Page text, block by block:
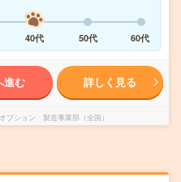
40代 50代 60代
進む 詳しく見る
プション 製造事業部（全国）